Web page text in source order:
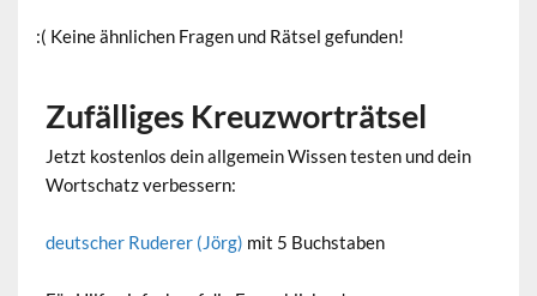
:( Keine ähnlichen Fragen und Rätsel gefunden!
Zufälliges Kreuzworträtsel
Jetzt kostenlos dein allgemein Wissen testen und dein
Wortschatz verbessern:
deutscher Ruderer (Jörg) mit 5 Buchstaben